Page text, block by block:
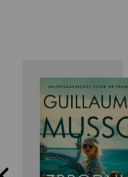
Guillaume
Musso